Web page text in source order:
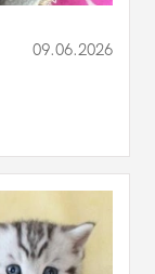
09.06.2026